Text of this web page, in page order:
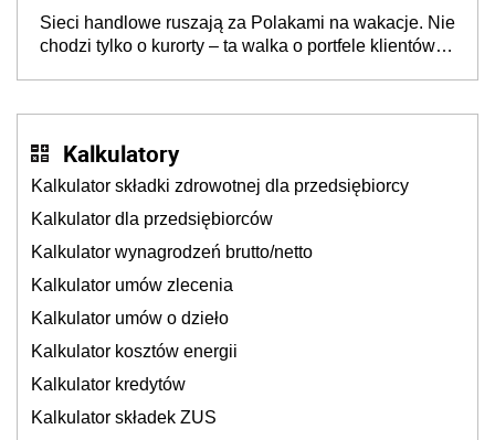
Sieci handlowe ruszają za Polakami na wakacje. Nie
chodzi tylko o kurorty – ta walka o portfele klientów
Kalkulatory
Kalkulator składki zdrowotnej dla przedsiębiorcy
Kalkulator dla przedsiębiorców
Kalkulator wynagrodzeń brutto/netto
Kalkulator umów zlecenia
Kalkulator umów o dzieło
Kalkulator kosztów energii
Kalkulator kredytów
Kalkulator składek ZUS